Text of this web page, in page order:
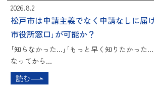
2026.8.2
松戸市は申請主義でなく申請なしに届
市役所窓口｣が可能か？
｢知らなかった...｣｢もっと早く知りたかった
なってから...
読む